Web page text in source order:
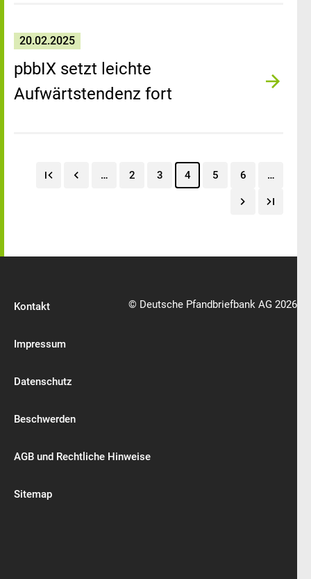
20.02.2025
pbbIX setzt leichte
Aufwärtstendenz fort
… 2 3 4 5 6 …
Kontakt
Impressum
Datenschutz
Beschwerden
AGB und Rechtliche Hinweise
Sitemap
© Deutsche Pfandbriefbank AG 2026